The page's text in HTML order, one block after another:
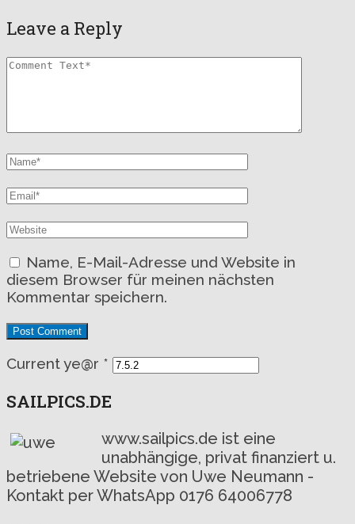
Leave a Reply
Name, E-Mail-Adresse und Website in
diesem Browser für meinen nächsten
Kommentar speichern.
Current ye@r *
SAILPICS.DE
www.sailpics.de ist eine
unabhängige, privat finanziert u.
betriebene Website von Uwe Neumann -
Kontakt per WhatsApp 0176 64006778